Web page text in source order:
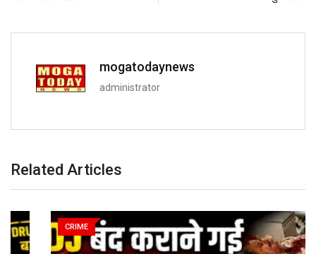
mogatodaynews
administrator
Related Articles
CRIME